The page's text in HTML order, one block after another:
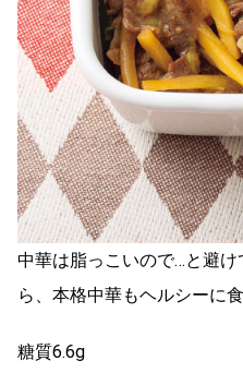
中華は脂っこいので…と避
ら、本格中華もヘルシーに
糖質6.6g